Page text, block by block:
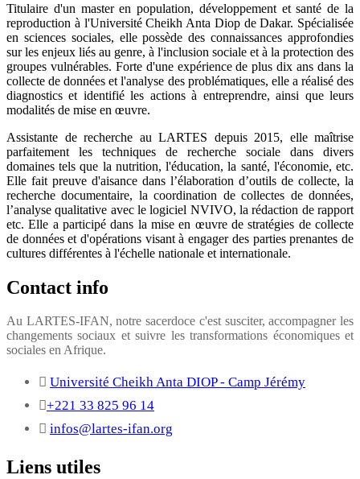
Titulaire d'un master en population, développement et santé de la
reproduction à l'Université Cheikh Anta Diop de Dakar. Spécialisée
en sciences sociales, elle possède des connaissances approfondies
sur les enjeux liés au genre, à l'inclusion sociale et à la protection des
groupes vulnérables. Forte d'une expérience de plus dix ans dans la
collecte de données et l'analyse des problématiques, elle a réalisé des
diagnostics et identifié les actions à entreprendre, ainsi que leurs
modalités de mise en œuvre.
Assistante de recherche au LARTES depuis 2015, elle maîtrise
parfaitement les techniques de recherche sociale dans divers
domaines tels que la nutrition, l'éducation, la santé, l'économie, etc.
Elle fait preuve d'aisance dans l’élaboration d’outils de collecte, la
recherche documentaire, la coordination de collectes de données,
l’analyse qualitative avec le logiciel NVIVO, la rédaction de rapport
etc. Elle a participé dans la mise en œuvre de stratégies de collecte
de données et d'opérations visant à engager des parties prenantes de
cultures différentes à l'échelle nationale et internationale.
Contact info
Au LARTES-IFAN, notre sacerdoce c'est susciter, accompagner les
changements sociaux et suivre les transformations économiques et
sociales en Afrique.
Université Cheikh Anta DIOP - Camp Jérémy
+221 33 825 96 14
infos@lartes-ifan.org
Liens utiles